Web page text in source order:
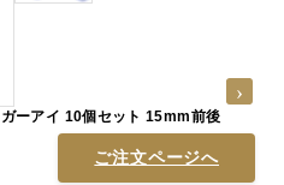
ーアイ 10個セット 15mm前後
ご注文ページへ